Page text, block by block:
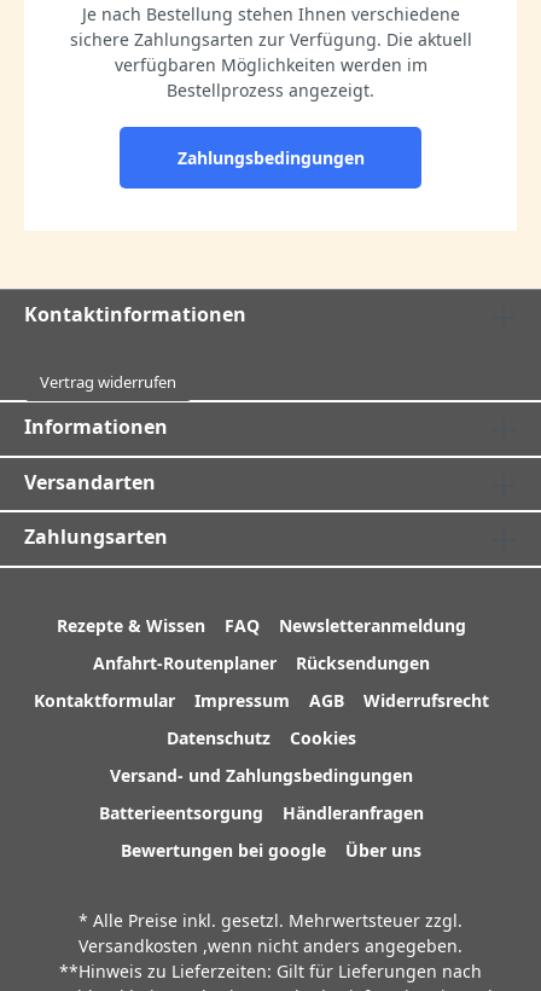
Je nach Bestellung stehen Ihnen verschiedene
sichere Zahlungsarten zur Verfügung. Die aktuell
verfügbaren Möglichkeiten werden im
Bestellprozess angezeigt.
Zahlungsbedingungen
Kontaktinformationen
Vertrag widerrufen
Informationen
Versandarten
Zahlungsarten
Rezepte & Wissen FAQ
Newsletteranmeldung
Anfahrt-Routenplaner
Rücksendungen
Kontaktformular
Impressum AGB
Widerrufsrecht
Datenschutz
Cookies
Versand- und Zahlungsbedingungen
Batterieentsorgung
Händleranfragen
Bewertungen bei google
Über uns
* Alle Preise inkl. gesetzl. Mehrwertsteuer zzgl.
Versandkosten ,wenn nicht anders angegeben.
**Hinweis zu Lieferzeiten: Gilt für Lieferungen nach